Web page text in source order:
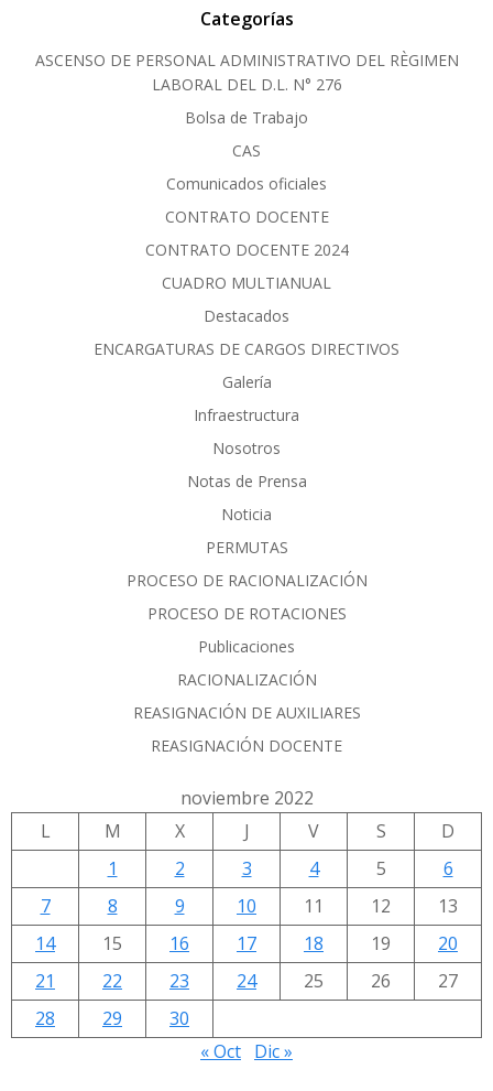
Categorías
ASCENSO DE PERSONAL ADMINISTRATIVO DEL RÈGIMEN
LABORAL DEL D.L. N° 276
Bolsa de Trabajo
CAS
Comunicados oficiales
CONTRATO DOCENTE
CONTRATO DOCENTE 2024
CUADRO MULTIANUAL
Destacados
ENCARGATURAS DE CARGOS DIRECTIVOS
Galería
Infraestructura
Nosotros
Notas de Prensa
Noticia
PERMUTAS
PROCESO DE RACIONALIZACIÓN
PROCESO DE ROTACIONES
Publicaciones
RACIONALIZACIÓN
REASIGNACIÓN DE AUXILIARES
REASIGNACIÓN DOCENTE
noviembre 2022
L
M X J V S
D
1
2 3 4 5
6
7
8 9 10 11 12
13
14
15 16 17 18 19
20
21
22 23 24 25 26
27
28
29
30
« Oct Dic »